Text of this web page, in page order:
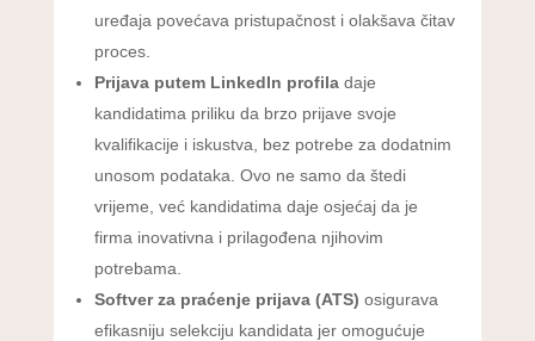
uređaja povećava pristupačnost i olakšava čitav
proces.
Prijava putem LinkedIn profiladaje
kandidatima priliku da brzo prijave svoje
kvalifikacije i iskustva, bez potrebe za dodatnim
unosom podataka. Ovo ne samo da štedi
vrijeme, već kandidatima daje osjećaj da je
firma inovativna i prilagođena njihovim
potrebama.
Softver za praćenje prijava (ATS) osigurava
efikasniju selekciju kandidata jer omogućuje